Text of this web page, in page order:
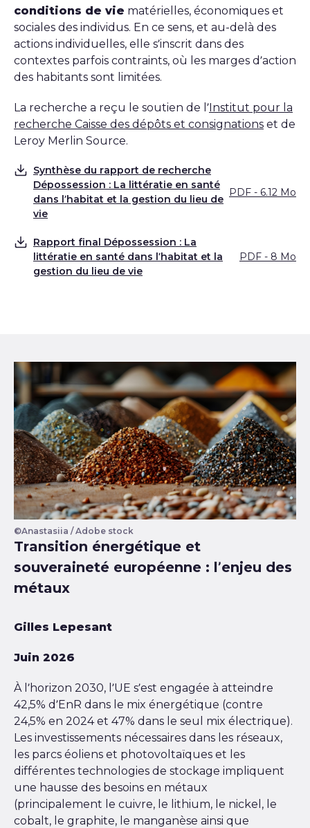
conditions de vie matérielles, économiques et
sociales des individus. En ce sens, et au-delà des
actions individuelles, elle s’inscrit dans des
contextes parfois contraints, où les marges d’action
des habitants sont limitées.
La recherche a reçu le soutien de l’ Institut pour la
recherche Caisse des dépôts et consignations et de
Leroy Merlin Source.
Télécharger
Synthèse du rapport de recherche
Dépossession : La littératie en santé
dans l’habitat et la gestion du lieu de
vie
PDF - 6.12 Mo
Télécharger
Rapport final Dépossession : La
littératie en santé dans l’habitat et la
gestion du lieu de vie
PDF - 8 Mo
©Anastasiia / Adobe stock
Transition énergétique et
souveraineté européenne : l’enjeu des
métaux
Gilles Lepesant
Juin 2026
À l’horizon 2030, l’UE s’est engagée à atteindre
42,5% d’EnR dans le mix énergétique (contre
24,5% en 2024 et 47% dans le seul mix électrique).
Les investissements nécessaires dans les réseaux,
les parcs éoliens et photovoltaïques et les
différentes technologies de stockage impliquent
une hausse des besoins en métaux
(principalement le cuivre, le lithium, le nickel, le
cobalt, le graphite, le manganèse ainsi que